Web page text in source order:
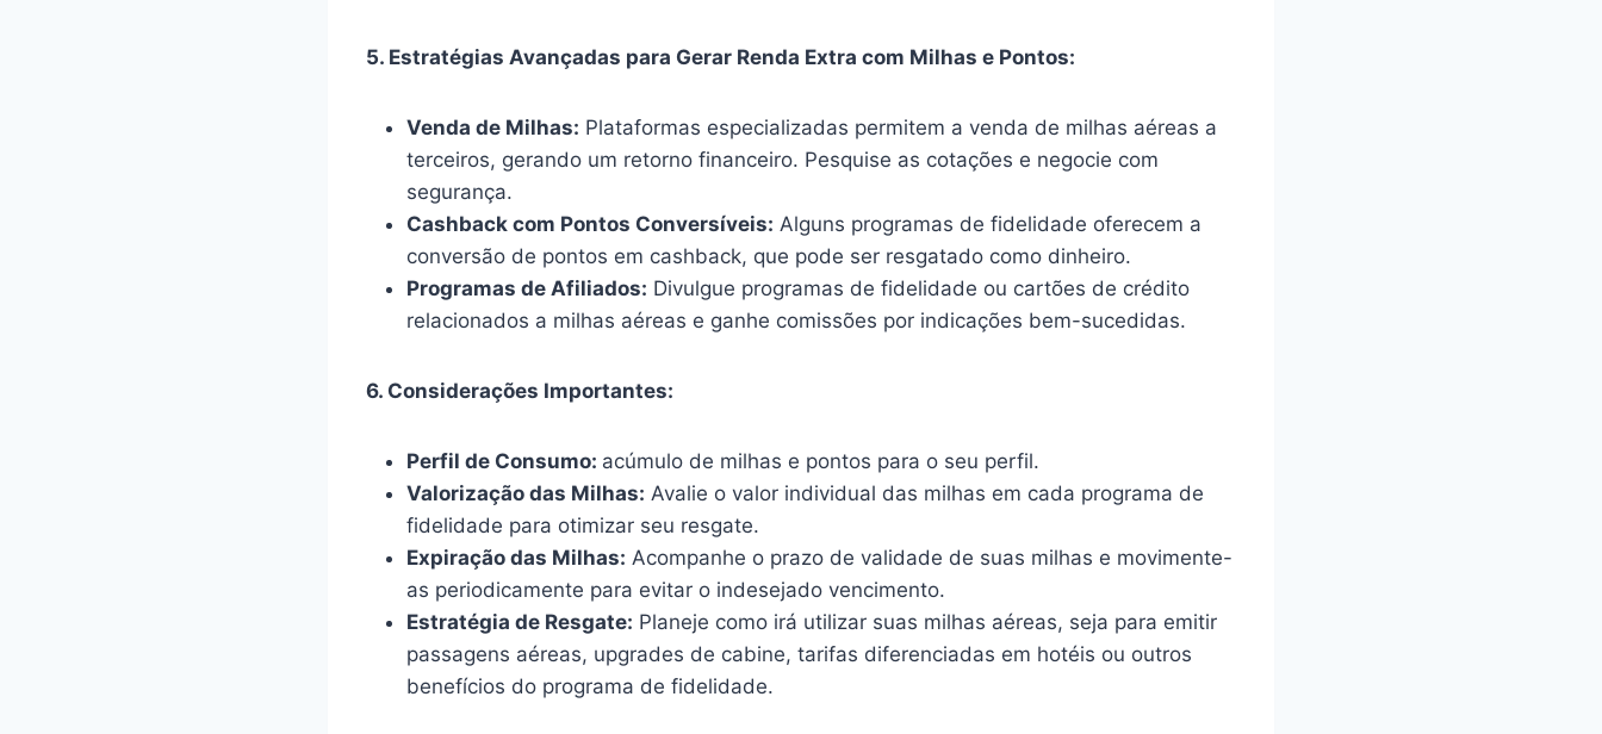
5. Estratégias Avançadas para Gerar Renda Extra com Milhas e Pontos:
Venda de Milhas: Plataformas especializadas permitem a venda de milhas aéreas a
terceiros, gerando um retorno financeiro. Pesquise as cotações e negocie com
segurança.
Cashback com Pontos Conversíveis: Alguns programas de fidelidade oferecem a
conversão de pontos em cashback, que pode ser resgatado como dinheiro.
Programas de Afiliados: Divulgue programas de fidelidade ou cartões de crédito
relacionados a milhas aéreas e ganhe comissões por indicações bem-sucedidas.
6. Considerações Importantes:
Perfil de Consumo: acúmulo de milhas e pontos para o seu perfil.
Valorização das Milhas: Avalie o valor individual das milhas em cada programa de
fidelidade para otimizar seu resgate.
Expiração das Milhas: Acompanhe o prazo de validade de suas milhas e movimente-
as periodicamente para evitar o indesejado vencimento.
Estratégia de Resgate: Planeje como irá utilizar suas milhas aéreas, seja para emitir
passagens aéreas, upgrades de cabine, tarifas diferenciadas em hotéis ou outros
benefícios do programa de fidelidade.